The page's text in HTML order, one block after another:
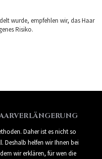
wurde, empfehlen wir, das Haar
Risiko.
Daher ist es nicht so
Deshalb helfen wir Ihnen bei
wir erklären, für wen die